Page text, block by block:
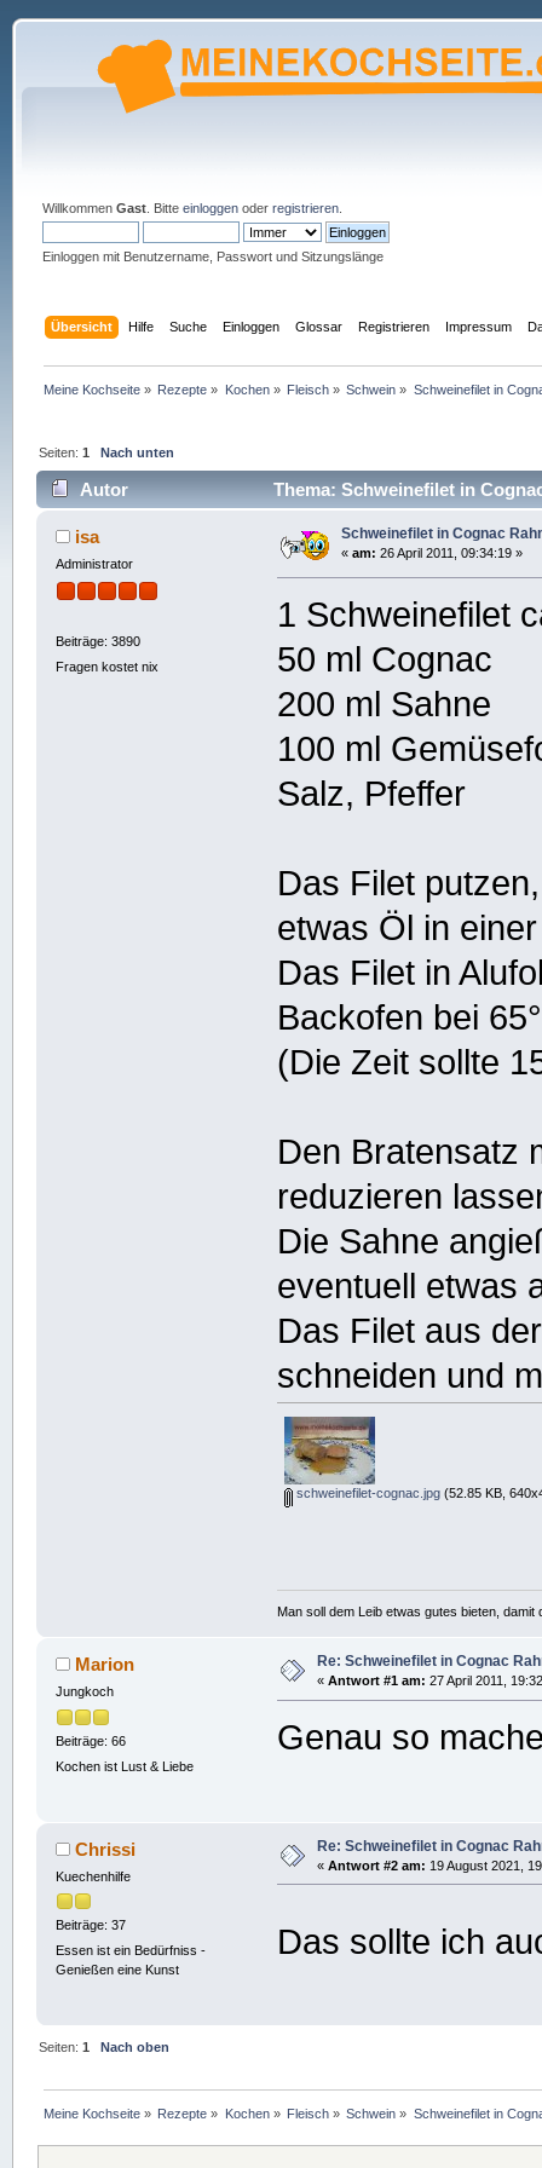
Willkommen Gast. Bitte einloggenoder registrieren.
Einloggen mit Benutzername, Passwort und Sitzungslänge
Übersicht Hilfe Suche Einloggen Glossar Registrieren Impressum
Meine Kochseite » Rezepte » Kochen» Fleisch » Schwein » Schweinefilet in
Seiten:1 Nach unten
Autor Thema: Schweinefilet in
isa
Administrator
Beiträge: 3890
Fragen kostet nix
Schweinefilet in Cognac
« am: 26 April 2011, 09:34:19 »
1 Schweinefilet
50 ml Cognac
200 ml Sahne
100 ml
Salz, Pfeffer
Das Filet
etwas Öl in
Das Filet in
Backofen bei
(Die Zeit sollte
Den Bratensatz
reduzieren
Die Sahne
eventuell etwas
Das Filet aus
schneiden und
schweinefilet-cognac.jpg(52.85 KB,
Man soll dem Leib etwas gutes bieten,
Marion
Jungkoch
Beiträge: 66
Kochen ist Lust & Liebe
Re: Schweinefilet in Cognac
« Antwort #1 am: 27 April 2011,
Genau so
Chrissi
Kuechenhilfe
Beiträge: 37
Essen ist ein Bedürfniss -
Genießen eine Kunst
Re: Schweinefilet in Cognac
« Antwort #2 am: 19 August 2021,
Das sollte ich
Seiten:1 Nach oben
Meine Kochseite » Rezepte » Kochen» Fleisch » Schwein » Schweinefilet in